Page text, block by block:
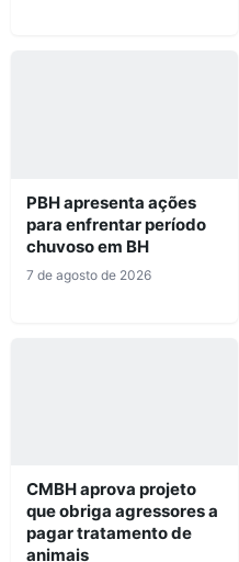
PBH apresenta ações
para enfrentar período
chuvoso em BH
7 de agosto de 2026
CMBH aprova projeto
que obriga agressores a
pagar tratamento de
animais